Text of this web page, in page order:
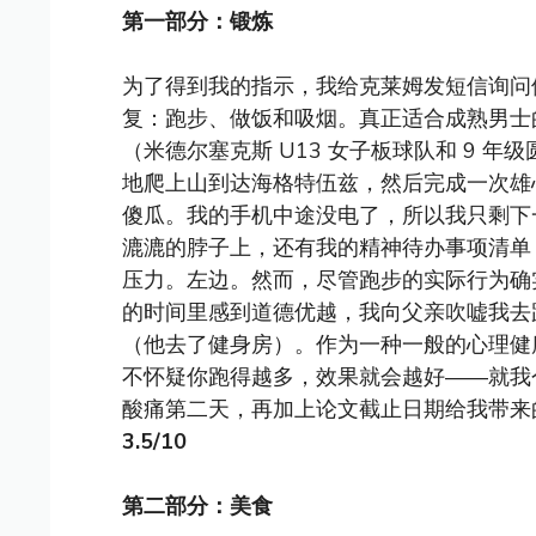
第一部分：锻炼
为了得到我的指示，我给克莱姆发短信询
复：跑步、做饭和吸烟。真正适合成熟男
（米德尔塞克斯 U13 女子板球队和 9 年
地爬上山到达海格特伍兹，然后完成一次
傻瓜。我的手机中途没电了，所以我只剩
漉漉的脖子上，还有我的精神待办事项清
压力。左边。然而，尽管跑步的实际行为
的时间里感到道德优越，我向父亲吹嘘我
（他去了健身房）。作为一种一般的心理
不怀疑你跑得越多，效果就会越好——就我
酸痛第二天，再加上论文截止日期给我带
3.5/10
第二部分：美食